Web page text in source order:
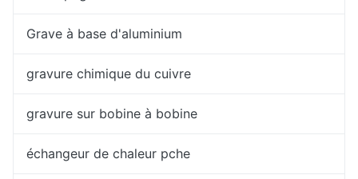
Grave à base d'aluminium
gravure chimique du cuivre
gravure sur bobine à bobine
échangeur de chaleur pche